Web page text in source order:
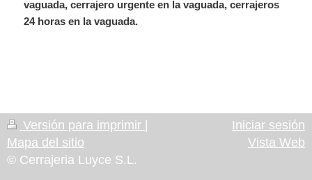
vaguada, cerrajero urgente en la vaguada, cerrajeros
24 horas en la vaguada.
Versión para imprimir |
Mapa del sitio
© Cerrajeria Luyce S.L.
Iniciar sesión
Vista Web